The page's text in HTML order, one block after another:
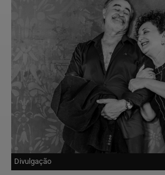
Divulgação